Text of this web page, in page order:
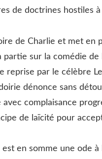
de doctrines hostiles
de Charlie et met
partie sur la comédie
reprise par le célèbre
dénonce sans
avec complaisance
de laïcité pour
en somme une ode